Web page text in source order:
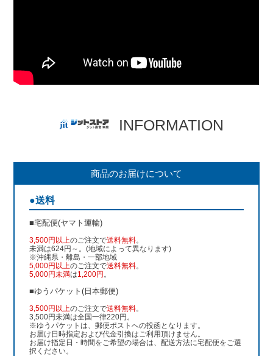
INFORMATION
商品のお届けについて
●送料
■宅配便(ヤマト運輸)
3,500円以上のご注文で送料無料。
未満は624円～。(地域によって異なります)
※沖縄県・離島・一部地域
5,000円以上のご注文で送料無料。
5,000円未満は1,200円 。
■ゆうパケット(日本郵便)
3,500円以上のご注文で送料無料。
3,500円未満は全国一律220円。
※ゆうパケットは、郵便ポストへの投函となります。
お届け日時指定および代金引換はご利用頂けません。
お届け指定日・時間をご希望の場合は、配送方法に宅配便をご選
択ください。